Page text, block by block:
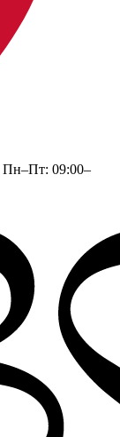
Пн–Пт: 09:00–